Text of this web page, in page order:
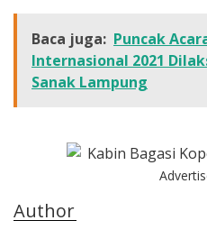
Baca juga: Puncak
Internasional 2021
Sanak Lampung
Author